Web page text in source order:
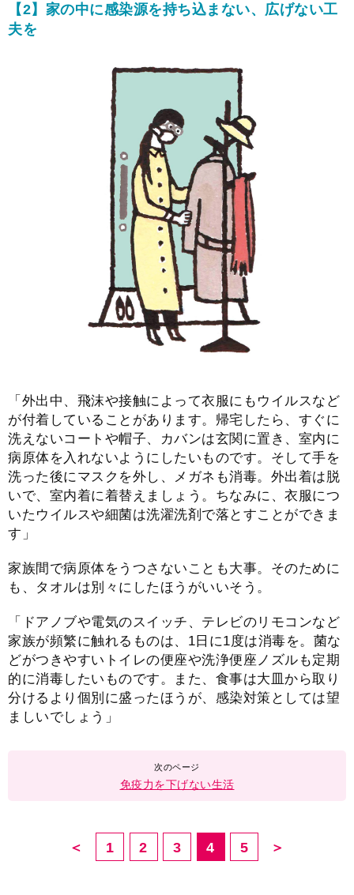
【2】家の中に感染源を持ち込まない、広げない工
夫を
「外出中、飛沫や接触によって衣服にもウイルスなど
が付着していることがあります。帰宅したら、すぐに
洗えないコートや帽子、カバンは玄関に置き、室内に
病原体を入れないようにしたいものです。そして手を
洗った後にマスクを外し、メガネも消毒。外出着は脱
いで、室内着に着替えましょう。ちなみに、衣服につ
いたウイルスや細菌は洗濯洗剤で落とすことができま
す」
家族間で病原体をうつさないことも大事。そのために
も、タオルは別々にしたほうがいいそう。
「ドアノブや電気のスイッチ、テレビのリモコンなど
家族が頻繁に触れるものは、1日に1度は消毒を。菌な
どがつきやすいトイレの便座や洗浄便座ノズルも定期
的に消毒したいものです。また、食事は大皿から取り
分けるより個別に盛ったほうが、感染対策としては望
ましいでしょう」
免疫力を下げない生活
＜ 1 2 3 4 5 ＞